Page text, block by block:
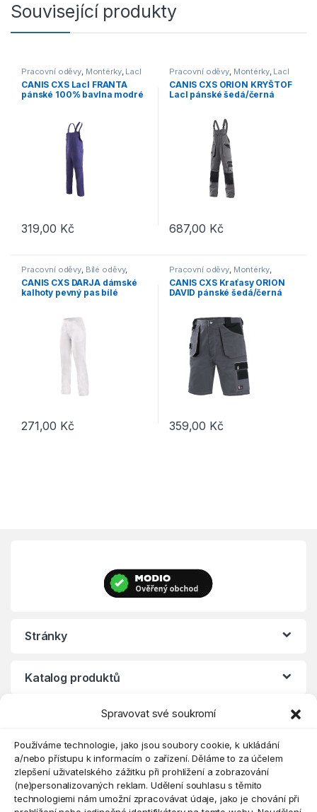
Spravovat své soukromí
Používáme technologie, jako jsou soubory cookie, k ukládání
a/nebo přístupu k informacím o zařízení. Děláme to za účelem
zlepšení uživatelského zážitku při prohlížení a zobrazování
(ne)personalizovaných reklam. Udělení souhlasu s těmito
technologiemi nám umožní zpracovávat údaje, jako je chování při
Související produkty
Pracovní oděvy, Montérky, Lacl
CANIS CXS Lacl FRANTA
pánské 100% bavlna modré
319,00 Kč
Tento produkt má více variant. Možnosti lze vybrat na stránce
Pracovní oděvy, Montérky, Lacl
CANIS CXS ORION KRYŠTOF
Lacl pánské šedá/černá
687,00 Kč
Tento produkt má více
Pracovní oděvy, Bílé oděvy,
Kalhoty
CANIS CXS DARJA dámské
kalhoty pevný pas bílé
271,00 Kč
Tento produkt má více variant. Možnosti lze vybrat na stránce
Pracovní oděvy, Montérky,
Kraťasy
CANIS CXS Kraťasy ORION
DAVID pánské šedá/černá
359,00 Kč
Tento produkt má více
Stránky
Katalog produktů